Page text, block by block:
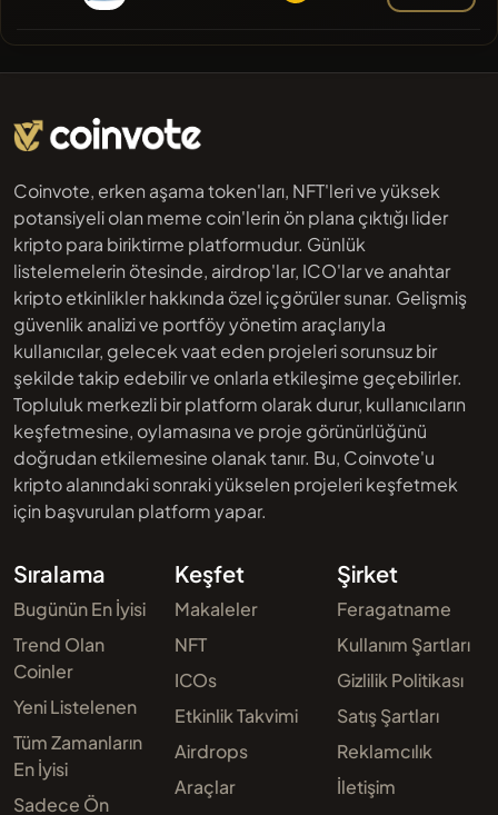
Coinvote, erken aşama token'ları, NFT'leri ve yüksek
potansiyeli olan meme coin'lerin ön plana çıktığı lider
kripto para biriktirme platformudur. Günlük
listelemelerin ötesinde, airdrop'lar, ICO'lar ve anahtar
kripto etkinlikler hakkında özel içgörüler sunar. Gelişmiş
güvenlik analizi ve portföy yönetim araçlarıyla
kullanıcılar, gelecek vaat eden projeleri sorunsuz bir
şekilde takip edebilir ve onlarla etkileşime geçebilirler.
Topluluk merkezli bir platform olarak durur, kullanıcıların
keşfetmesine, oylamasına ve proje görünürlüğünü
doğrudan etkilemesine olanak tanır. Bu, Coinvote'u
kripto alanındaki sonraki yükselen projeleri keşfetmek
için başvurulan platform yapar.
Sıralama
Bugünün En İyisi
Trend Olan
Coinler
Yeni Listelenen
Tüm Zamanların
En İyisi
Sadece Ön
Keşfet
Makaleler
NFT
ICOs
Etkinlik Takvimi
Airdrops
Araçlar
Şirket
Feragatname
Kullanım Şartları
Gizlilik Politikası
Satış Şartları
Reklamcılık
İletişim